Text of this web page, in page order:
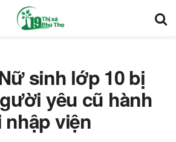
sinh lớp 10 bị
yêu cũ hành
viện